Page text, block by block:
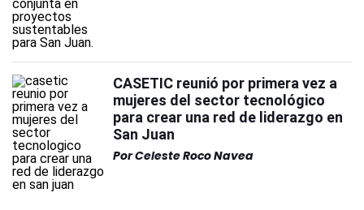
CASETIC reunió por primera vez a
mujeres del sector tecnológico
para crear una red de liderazgo en
San Juan
PorCeleste Roco Navea